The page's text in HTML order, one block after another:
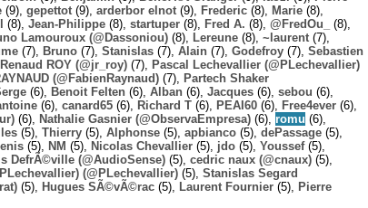
(9), gepettot (9), arderbor elnot (9), Frederic (8), Marie (8),
(8), Jean-Philippe (8), startuper (8), Fred A. (8), @FredOu_
(8),
Lamouroux (@Dassoniou) (8), Lereune (8), ~laurent (7),
(7), Bruno (7), Stanislas (7), Alain (7), Godefroy (7), Sebastien
ROY (@jr_roy) (7),
Pascal Lechevallier (@PLechevallier)
(@FabienRaynaud) (7),
Partech Shaker
(6), Benoit Felten (6), Alban (6), Jacques (6), sebou (6),
(6), canard65 (6), Richard T (6), PEAI60 (6), Free4ever (6),
(6), Nathalie Gasnier (@ObservaEmpresa) (6), romu (6),
(5), Thierry (5), Alphonse (5), apbianco (5), dePassage (5),
(5), NM (5), Nicolas Chevallier (5), jdo (5), Youssef(5),
DefrÃ©ville (@AudioSense) (5), cedric naux (@cnaux) (5),
(@PLechevallier) (5), Stanislas Segard
(5), Hugues SÃ©vÃ©rac (5), Laurent Fournier (5),
Pierre